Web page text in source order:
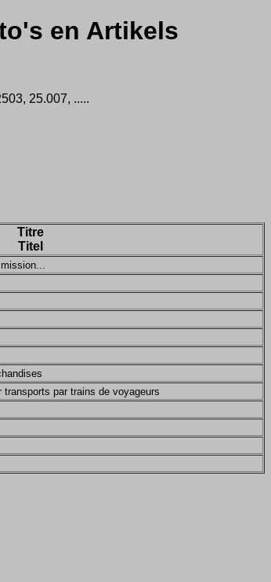
en Artikels
25.007, .....
Titre
Titel
par trains de voyageurs